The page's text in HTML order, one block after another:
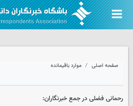
صفحه اصلی موارد باقیمانده
رحمانی فضلی در جمع خبرنگاران: